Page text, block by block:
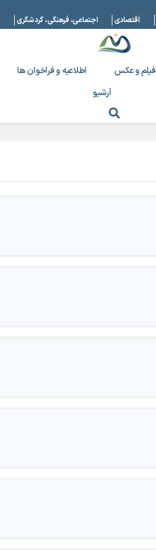
اقتصادی اجتماعی، فرهنگی، گردشگری
فیلم و عکس اطلاعیه و فراخوان ها
آرشیو